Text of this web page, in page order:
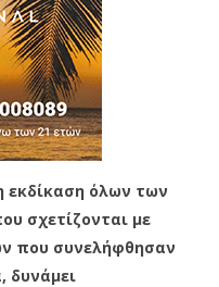
όλων των
σχετίζονται με
που συνελήφθησαν
δυνάμει